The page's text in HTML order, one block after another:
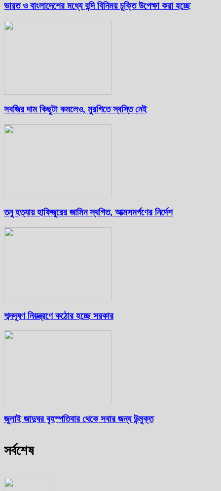
ভারত ও বাংলাদেশের মধ্যে বন্দি বিনিময় চুক্তি উপেক্ষা করা হচ্ছে
সবজির দাম কিছুটা কমলেও, মুরগিতে স্বস্তি নেই
তনু হত্যায় হাফিজুরের জামিন স্থগিত, আত্মসমর্পণের নির্দেশ
শব্দদূষণ নিয়ন্ত্রণে কঠোর হচ্ছে সরকার
জুলাই জাদুঘর বৃহস্পতিবার থেকে সবার জন্য উন্মুক্ত
সর্বশেষ